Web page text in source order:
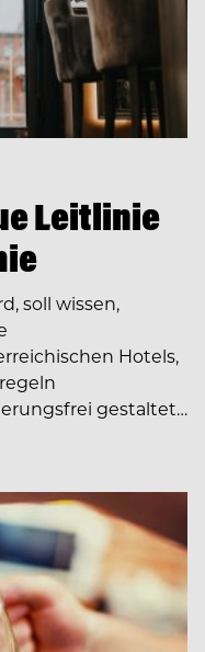
Leitlinie
soll wissen,
Hotels,
gestaltet…